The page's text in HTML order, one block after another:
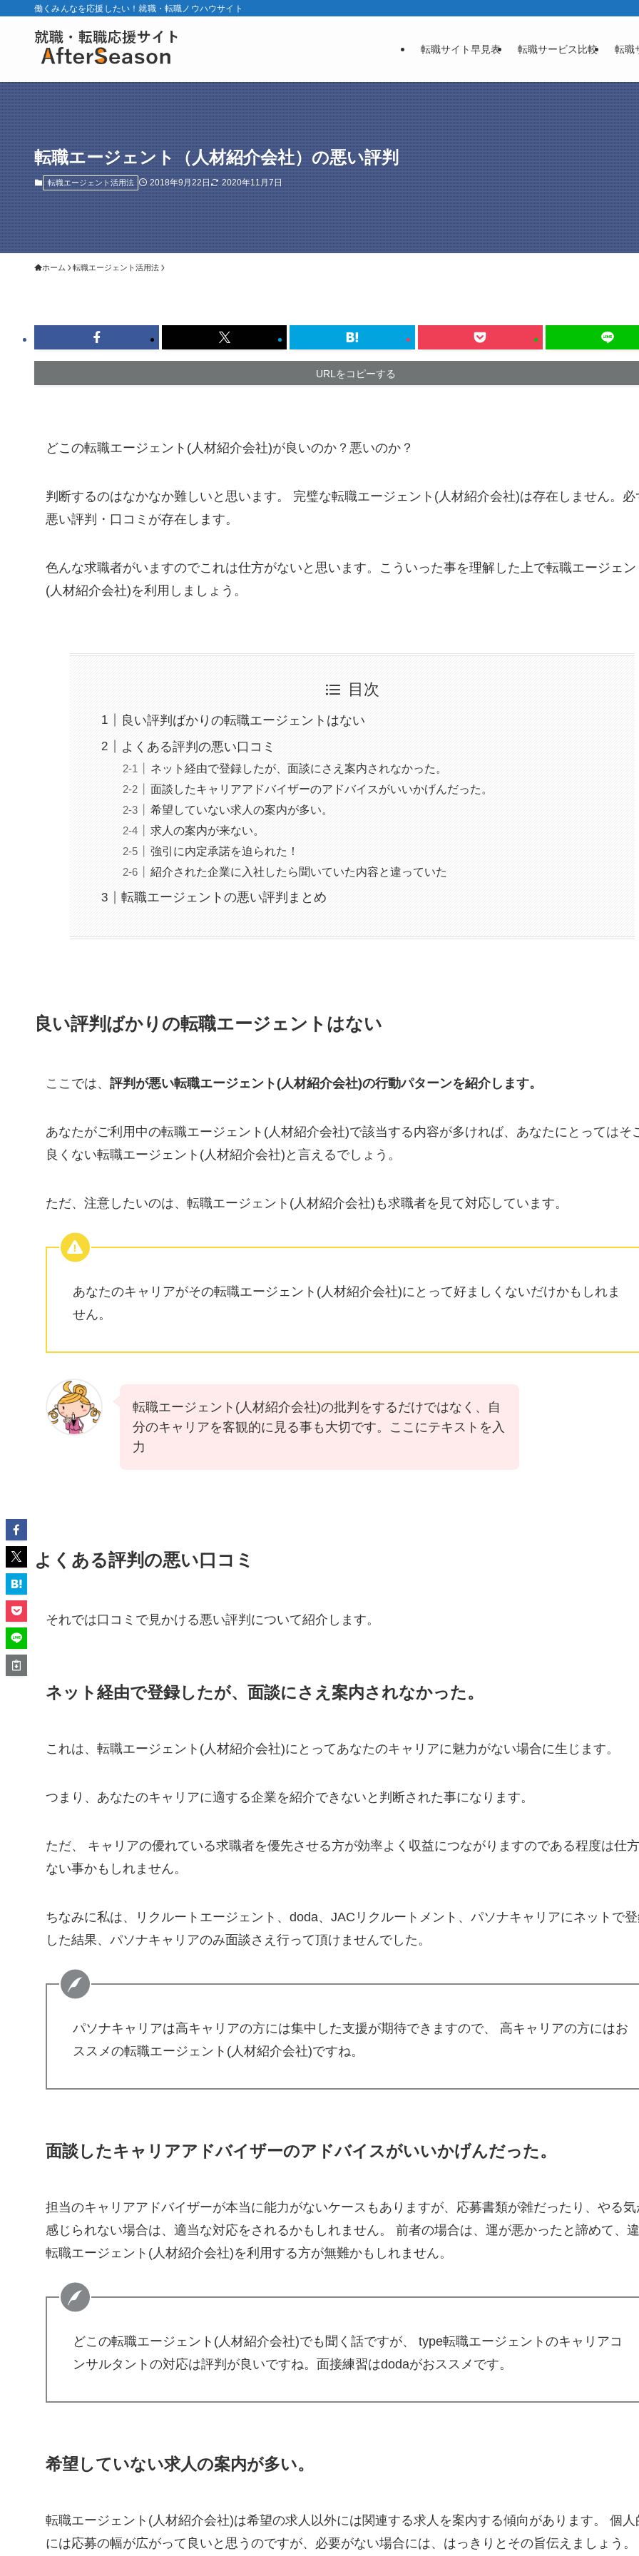
働くみんなを応援したい！就職・転職ノウハウサイト
転職サイト早見表 転職サービス比較 転職
転職エージェント（人材紹介会社）の悪い評判
転職エージェント活用法 2018年9月22日 2020年11月7日
ホーム 転職エージェント活用法
URLをコピーする
どこの転職エージェント(人材紹介会社)が良いのか？悪いのか？
判断するのはなかなか難しいと思います。 完璧な転職エージェント(人材紹介会社)は存在しません。必
悪い評判・口コミが存在します。
色んな求職者がいますのでこれは仕方がないと思います。こういった事を理解した上で転職エージェン
(人材紹介会社)を利用しましょう。
目次
良い評判ばかりの転職エージェントはない
よくある評判の悪い口コミ
ネット経由で登録したが、面談にさえ案内されなかった。
面談したキャリアアドバイザーのアドバイスがいいかげんだった。
希望していない求人の案内が多い。
求人の案内が来ない。
強引に内定承諾を迫られた！
紹介された企業に入社したら聞いていた内容と違っていた
転職エージェントの悪い評判まとめ
良い評判ばかりの転職エージェントはない
ここでは、 評判が悪い転職エージェント(人材紹介会社)の行動パターンを紹介します。
あなたがご利用中の転職エージェント(人材紹介会社)で該当する内容が多ければ、あなたにとってはそ
良くない転職エージェント(人材紹介会社)と言えるでしょう。
ただ、注意したいのは、転職エージェント(人材紹介会社)も求職者を見て対応しています。
あなたのキャリアがその転職エージェント(人材紹介会社)にとって好ましくないだけかもしれま
せん。
転職エージェント(人材紹介会社)の批判をするだけではなく、自
分のキャリアを客観的に見る事も大切です。ここにテキストを入
力
よくある評判の悪い口コミ
それでは口コミで見かける悪い評判について紹介します。
ネット経由で登録したが、面談にさえ案内されなかった。
これは、転職エージェント(人材紹介会社)にとってあなたのキャリアに魅力がない場合に生じます。
つまり、あなたのキャリアに適する企業を紹介できないと判断された事になります。
ただ、 キャリアの優れている求職者を優先させる方が効率よく収益につながりますのである程度は仕
ない事かもしれません。
ちなみに私は、リクルートエージェント、doda、JACリクルートメント、パソナキャリアにネットで
した結果、パソナキャリアのみ面談さえ行って頂けませんでした。
パソナキャリアは高キャリアの方には集中した支援が期待できますので、 高キャリアの方にはお
ススメの転職エージェント(人材紹介会社)ですね。
面談したキャリアアドバイザーのアドバイスがいいかげんだった。
担当のキャリアアドバイザーが本当に能力がないケースもありますが、応募書類が雑だったり、やる気
感じられない場合は、適当な対応をされるかもしれません。 前者の場合は、運が悪かったと諦めて、
転職エージェント(人材紹介会社)を利用する方が無難かもしれません。
どこの転職エージェント(人材紹介会社)でも聞く話ですが、 type転職エージェントのキャリアコ
ンサルタントの対応は評判が良いですね。面接練習はdodaがおススメです。
希望していない求人の案内が多い。
転職エージェント(人材紹介会社)は希望の求人以外には関連する求人を案内する傾向があります。 個人
には応募の幅が広がって良いと思うのですが、必要がない場合には、はっきりとその旨伝えましょう。